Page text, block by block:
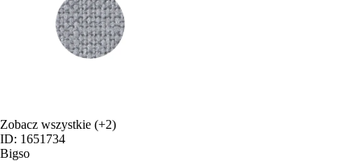
Zobacz wszystkie (+2)
ID: 1651734
Bigso